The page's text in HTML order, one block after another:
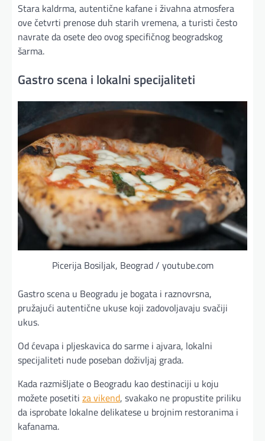
Stara kaldrma, autentične kafane i živahna atmosfera
ove četvrti prenose duh starih vremena, a turisti često
navrate da osete deo ovog specifičnog beogradskog
šarma.
Gastro scena i lokalni specijaliteti
Picerija Bosiljak, Beograd / youtube.com
Gastro scena u Beogradu je bogata i raznovrsna,
pružajući autentične ukuse koji zadovoljavaju svačiji
ukus.
Od ćevapa i pljeskavica do sarme i ajvara, lokalni
specijaliteti nude poseban doživljaj grada.
Kada razmišljate o Beogradu kao destinaciji u koju
možete posetiti za vikend, svakako ne propustite priliku
da isprobate lokalne delikatese u brojnim restoranima i
kafanama.